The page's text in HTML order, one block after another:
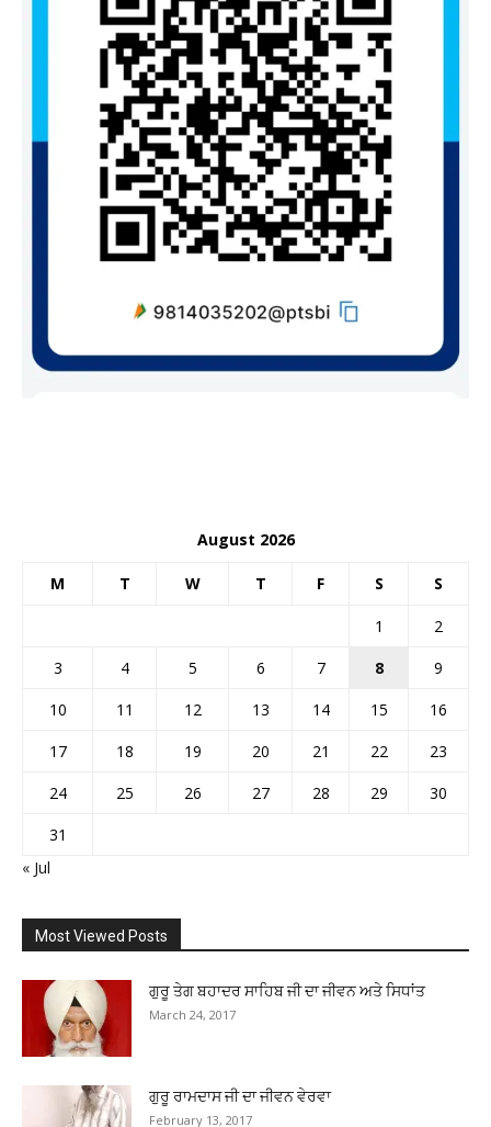
August 2026
M T W T F S S
1
2
3
4 5 6 7 8
9
10
11 12 13 14 15
16
17
18 19 20 21 22
23
24
25 26 27 28 29
30
31
« Jul
Most Viewed Posts
ਗੁਰੂ ਤੇਗ ਬਹਾਦਰ ਸਾਹਿਬ ਜੀ ਦਾ ਜੀਵਨ ਅਤੇ ਸਿਧਾਂਤ
March 24, 2017
ਗੁਰੂ ਰਾਮਦਾਸ ਜੀ ਦਾ ਜੀਵਨ ਵੇਰਵਾ
February 13, 2017